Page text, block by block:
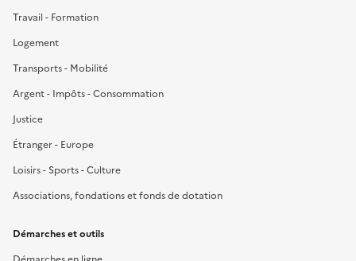
Travail - Formation
Logement
Transports - Mobilité
Argent - Impôts - Consommation
Justice
Étranger - Europe
Loisirs - Sports - Culture
Associations, fondations et fonds de dotation
Démarches et outils